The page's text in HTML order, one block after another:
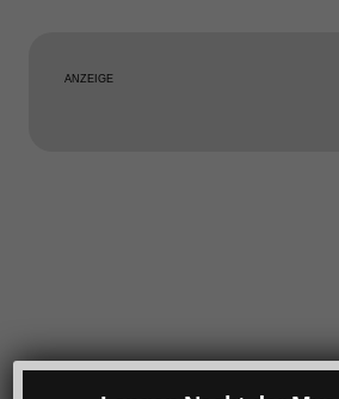
ANZEIGE